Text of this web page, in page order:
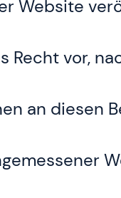
Website
vor,
an diesen